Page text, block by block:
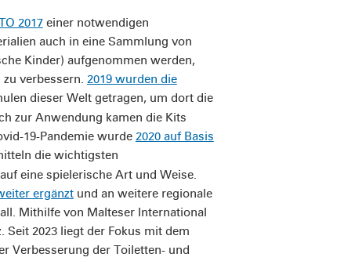
2017einer notwendigen
auch in eine Sammlung von
Kinder) aufgenommen werden,
verbessern. 2019 wurden die
dieser Welt getragen, um dort die
zur Anwendung kamen die Kits
19-Pandemie wurde 2020 auf Basis
die wichtigsten
eine spielerische Art und Weise.
ergänztund an weitere regionale
Mithilfe von Malteser International
2023 liegt der Fokus mit dem
Verbesserung der Toiletten- und